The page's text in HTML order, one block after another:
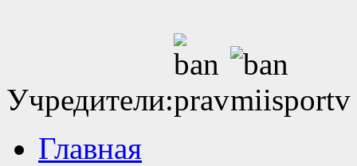
Учредители:
Главная